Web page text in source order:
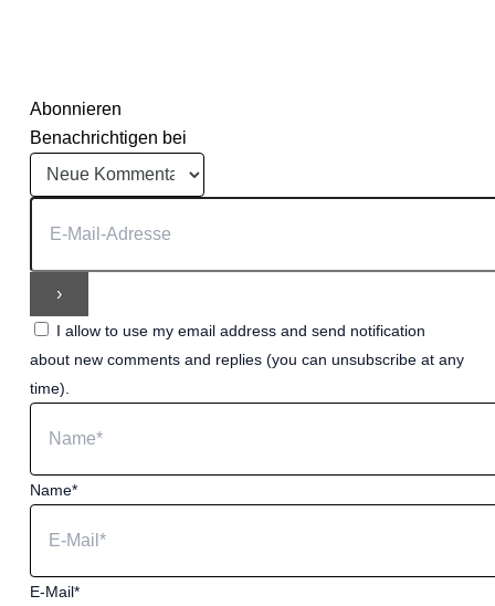
Abonnieren
Benachrichtigen bei
I allow to use my email address and send notification
about new comments and replies (you can unsubscribe at any
time).
Name*
E-Mail*